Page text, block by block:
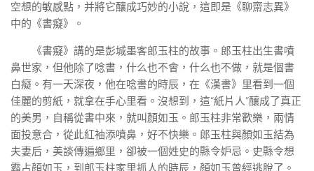
空想的敏感點，并將它釀成巧妙的小說，這即是《聊齋志異》
中的《書癡》。
《書癡》講的是彭城墨客郎玉柱的故事。郎玉柱出生書噴
鼻世家，但他除了唸書，什么也不會，什么也不做，就是個書
白癡。有一天深夜，他在唸書的時辰，在《漢書》里看到一個
佳麗的剪紙，就拿在手心里看。沒想到，這“紙片人”釀成了真正
的美男，自稱從書中來，就叫顏如玉。郎玉柱非常歡樂，兩情
面投意合，從此紅袖添噴鼻，好不快樂。郎玉柱與顏如玉結為
夫妻后，美談傳遍鄉里，卻被一個姓史的縣令妒忌。史縣令想
霸占顏如玉，到郎玉柱家里抓人的時辰，顏如玉曾經逃脫了。